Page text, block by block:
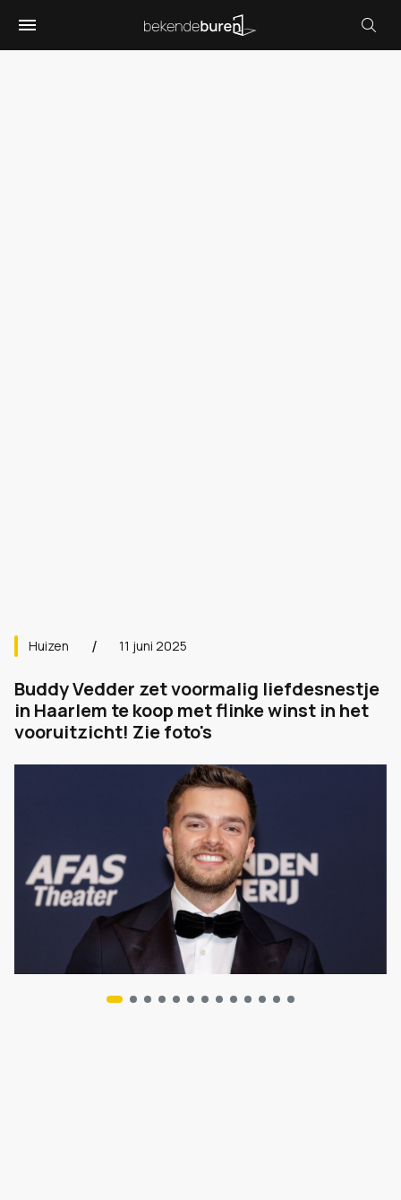
Huizen 11 juni 2025
Buddy Vedder zet voormalig liefdesnestje
in Haarlem te koop met flinke winst in het
vooruitzicht! Zie foto's